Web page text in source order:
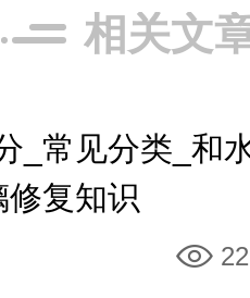
相关文
_常见分类_和
复知识